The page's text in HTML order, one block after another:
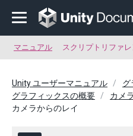
マニュアル スクリプトリファ
Unity ユーザーマニュアル
グ
グラフィックスの概要
カメラ
カメラからのレイ